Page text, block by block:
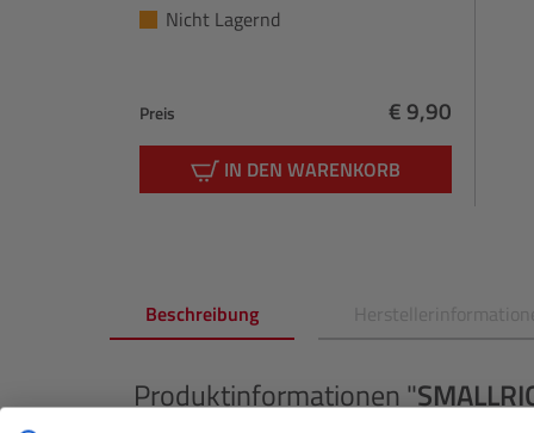
Nicht Lagernd
Preis
Regulärer Preis:
€ 9,90
IN DEN WARENKORB
Beschreibung
Produktinformationen "